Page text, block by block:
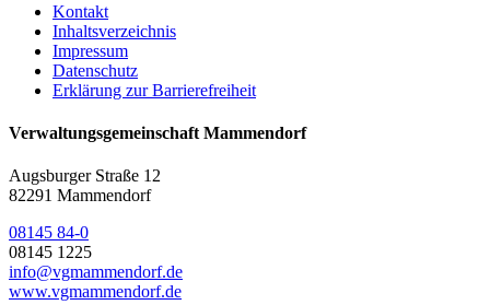
Kontakt
Inhaltsverzeichnis
Impressum
Datenschutz
Erklärung zur Barrierefreiheit
Verwaltungsgemeinschaft Mammendorf
Augsburger Straße 12
82291 Mammendorf
08145 84-0
08145 1225
info@vgmammendorf.de
www.vgmammendorf.de